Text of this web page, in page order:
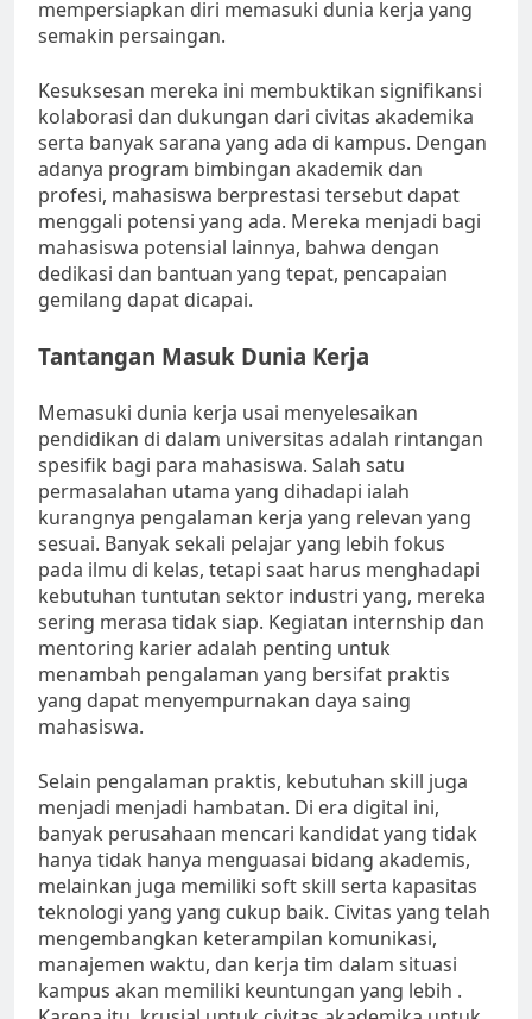
mempersiapkan diri memasuki dunia kerja yang
semakin persaingan.
Kesuksesan mereka ini membuktikan signifikansi
kolaborasi dan dukungan dari civitas akademika
serta banyak sarana yang ada di kampus. Dengan
adanya program bimbingan akademik dan
profesi, mahasiswa berprestasi tersebut dapat
menggali potensi yang ada. Mereka menjadi bagi
mahasiswa potensial lainnya, bahwa dengan
dedikasi dan bantuan yang tepat, pencapaian
gemilang dapat dicapai.
Tantangan Masuk Dunia Kerja
Memasuki dunia kerja usai menyelesaikan
pendidikan di dalam universitas adalah rintangan
spesifik bagi para mahasiswa. Salah satu
permasalahan utama yang dihadapi ialah
kurangnya pengalaman kerja yang relevan yang
sesuai. Banyak sekali pelajar yang lebih fokus
pada ilmu di kelas, tetapi saat harus menghadapi
kebutuhan tuntutan sektor industri yang, mereka
sering merasa tidak siap. Kegiatan internship dan
mentoring karier adalah penting untuk
menambah pengalaman yang bersifat praktis
yang dapat menyempurnakan daya saing
mahasiswa.
Selain pengalaman praktis, kebutuhan skill juga
menjadi menjadi hambatan. Di era digital ini,
banyak perusahaan mencari kandidat yang tidak
hanya tidak hanya menguasai bidang akademis,
melainkan juga memiliki soft skill serta kapasitas
teknologi yang yang cukup baik. Civitas yang telah
mengembangkan keterampilan komunikasi,
manajemen waktu, dan kerja tim dalam situasi
kampus akan memiliki keuntungan yang lebih .